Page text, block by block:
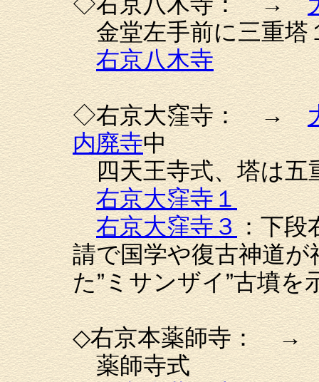
金堂左手前に三重塔
右京八木寺
◇右京大窪寺： →
内廃寺中
四天王寺式、塔は五
右京大窪寺１
右京大窪寺３：下段
請で国学や復古神道
た”ミサンザイ”古墳を
◇右京本薬師寺：
薬師寺式